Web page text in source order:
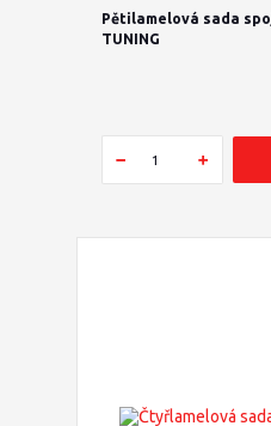
Pětilamelová sada
TUNING